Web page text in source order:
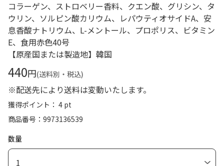
コラーゲン、ストロベリー香料、クエン酸、グリシン、タ
ウリン、ソルピン酸カリウム、レパウティオサイドA、安
息香酸ナトリウム、L-メントール、プロポリス、ビタミン
E、食用赤色40号
【原産国または製造地】韓国
440円(送料別・税込)
※配送先により送料は変動いたします。
獲得ポイント： 4 pt
商品番号
9973136539
数量
1